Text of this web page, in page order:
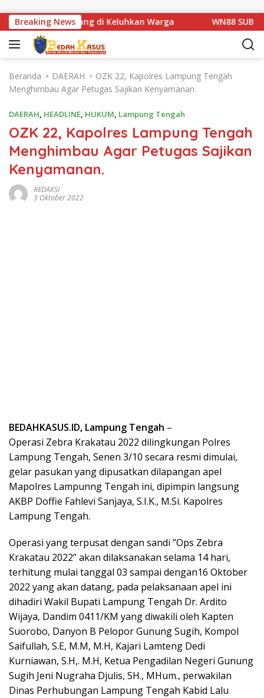
Breaking News
1 Basarang di Keluhkan Warga WN88 SUB UNIT
Beranda DAERAH
OZK 22, Kapolres Lampung Tengah
Menghimbau Agar Petugas Sajikan Kenyamanan.
DAERAH, HEADLINE, HUKUM, Lampung Tengah
OZK 22, Kapolres Lampung Tengah
Menghimbau Agar Petugas Sajikan
Kenyamanan.
REDAKSI
3 Oktober 2022
BEDAHKASUS.ID, Lampung Tengah –
Operasi Zebra Krakatau 2022 dilingkungan Polres
Lampung Tengah, Senen 3/10 secara resmi dimulai,
gelar pasukan yang dipusatkan dilapangan apel
Mapolres Lampunng Tengah ini, dipimpin langsung
AKBP Doffie Fahlevi Sanjaya, S.I.K., M.Si. Kapolres
Lampung Tengah.
Operasi yang terpusat dengan sandi ‘’Ops Zebra
Krakatau 2022’’ akan dilaksanakan selama 14 hari,
terhitung mulai tanggal 03 sampai dengan16 Oktober
2022 yang akan datang, pada pelaksanaan apel ini
dihadiri Wakil Bupati Lampung Tengah Dr. Ardito
Wijaya, Dandim 0411/KM yang diwakili oleh Kapten
Suorobo, Danyon B Pelopor Gunung Sugih, Kompol
Saifullah, S.E, M.M, M.H, Kajari Lamteng Dedi
Kurniawan, S.H,. M.H, Ketua Pengadilan Negeri Gunung
Sugih Jeni Nugraha Djulis, SH., MHum., perwakilan
Dinas Perhubungan Lampung Tengah Kabid Lalu